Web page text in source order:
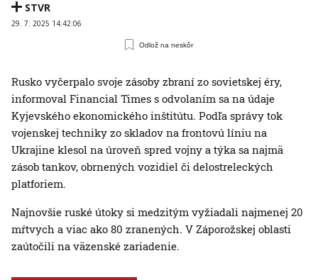
STVR
29. 7. 2025 14:42:06
Odlož na neskôr
Rusko vyčerpalo svoje zásoby zbraní zo sovietskej éry,
informoval Financial Times s odvolaním sa na údaje
Kyjevského ekonomického inštitútu. Podľa správy tok
vojenskej techniky zo skladov na frontovú líniu na
Ukrajine klesol na úroveň spred vojny a týka sa najmä
zásob tankov, obrnených vozidiel či delostreleckých
platforiem.
Najnovšie ruské útoky si medzitým vyžiadali najmenej 20
mŕtvych a viac ako 80 zranených. V Záporožskej oblasti
zaútočili na väzenské zariadenie.